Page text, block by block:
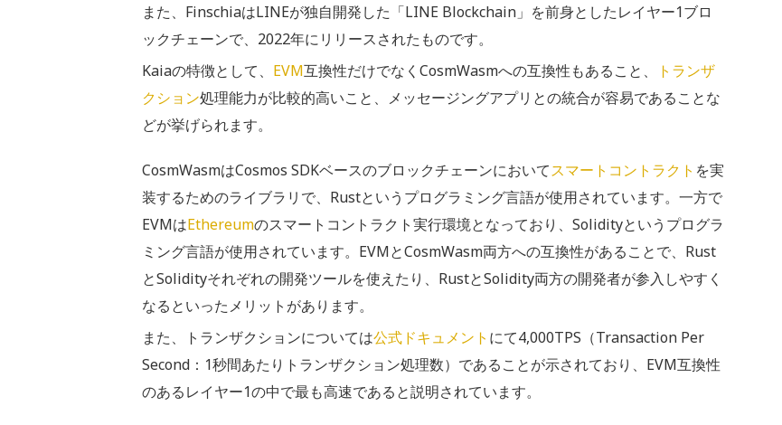
また、FinschiaはLINEが独自開発した「LINE Blockchain」を前身としたレイヤー1ブロ
ックチェーンで、2022年にリリースされたものです。
Kaiaの特徴として、 EVM互換性だけでなくCosmWasmへの互換性もあること、
トランザ
クション処理能力が比較的高いこと、メッセージングアプリとの統合が容易であることな
どが挙げられます。
CosmWasmはCosmos SDKベースのブロックチェーンにおいてスマートコントラクト を実
装するためのライブラリで、Rustというプログラミング言語が使用されています。一方で
EVMはEthereumのスマートコントラクト実行環境となっており、Solidityというプログラ
ミング言語が使用されています。EVMとCosmWasm両方への互換性があることで、Rust
とSolidityそれぞれの開発ツールを使えたり、RustとSolidity両方の開発者が参入しやすく
なるといったメリットがあります。
また、トランザクションについては公式ドキュメント にて4,000TPS（Transaction Per
Second：1秒間あたりトランザクション処理数）であることが示されており、EVM互換性
のあるレイヤー1の中で最も高速であると説明されています。